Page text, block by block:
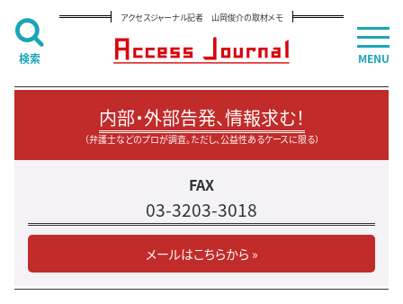
アクセスジャーナル記者 山岡俊介の取材メモ
内部・外部告発、情報求む！
（弁護士などのプロが調査。ただし、公益性あるケースに限る）
FAX
03-3203-3018
メールはこちらから »
MENU
検索